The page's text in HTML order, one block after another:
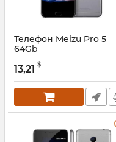
Телефон Meizu Pro 5
64Gb
13,21 $